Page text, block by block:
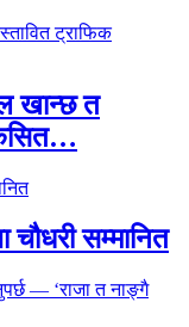
खान्छ त
सम्मानित